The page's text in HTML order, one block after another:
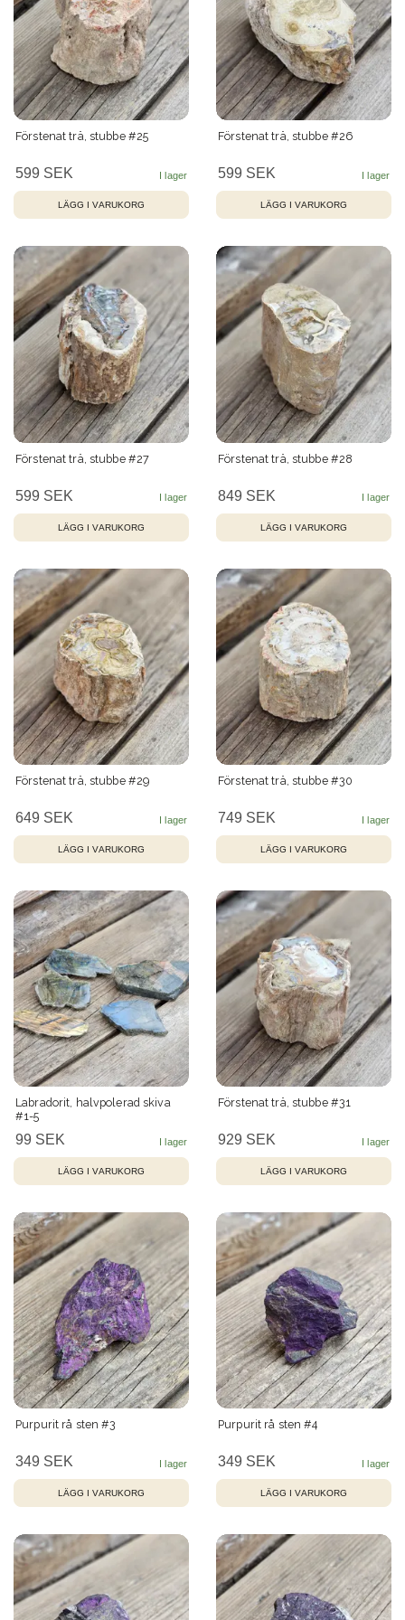
Förstenat trä, stubbe #25
599 SEK
Förstenat trä, stubbe #26
599 SEK
Förstenat trä, stubbe #27
599 SEK
Förstenat trä, stubbe #28
849 SEK
Förstenat trä, stubbe #29
649 SEK
Förstenat trä, stubbe #30
749 SEK
Labradorit, halvpolerad skiva
#1-5
99 SEK
LÄGG I VARUKORG
Förstenat trä, stubbe #31
929 SEK
Purpurit rå sten #3
349 SEK
Purpurit rå sten #4
349 SEK